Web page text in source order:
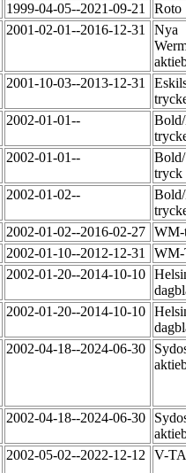
1999-04-05--2021-09-21
Roto
2001-02-01--2016-12-31
Nya
2001-10-03--2013-12-31
2002-01-01--
2002-01-01--
Bold/
tryck
2002-01-02--
2002-01-02--2016-02-27
2002-01-10--2012-12-31
2002-01-20--2014-10-10
2002-01-20--2014-10-10
2002-04-18--2024-06-30
2002-04-18--2024-06-30
2002-05-02--2022-12-12 V-